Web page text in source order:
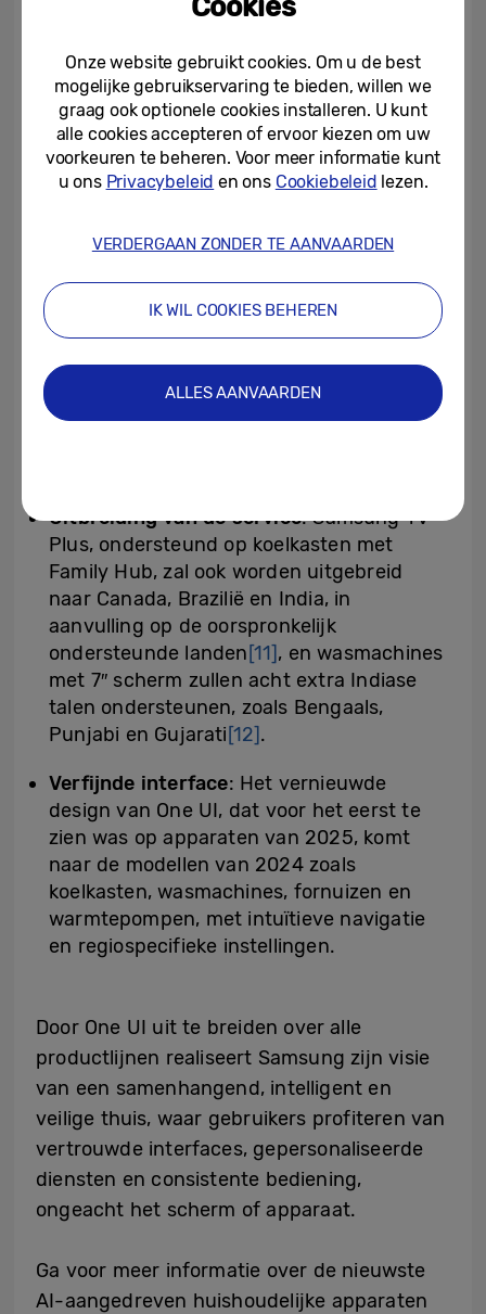
realtime kunnen controleren.
Slimmere functies: Koelkasten met de
Family Hub™ en 9″ schermen worden
bijgewerkt met het verbeterde AI Vision
Inside van de producten van 2025. Dit
ondersteunt nu ook de herkenning van
veelgebruikte verpakte voedingsmiddelen,
voedingsmiddelen[9]. Bixby[10]is ook
geüpgraded om Voice ID te ondersteunen,
waardoor het stemmen van gebruikers kan
herkennen en gepersonaliseerde
ervaringen kan bieden op gedeelde
apparaten. Gebruikers kunnen Bixby
bovendien snel en intuïtief inschakelen
Uitbreiding van de service: Samsung TV
Plus, ondersteund op koelkasten met
Family Hub, zal ook worden uitgebreid
naar Canada, Brazilië en India, in
aanvulling op de oorspronkelijk
ondersteunde landen [11], en wasmachines
met 7″ scherm zullen acht extra Indiase
talen ondersteunen, zoals Bengaals,
Punjabi en Gujarati [12].
Verfijnde interface: Het vernieuwde
design van One UI, dat voor het eerst te
zien was op apparaten van 2025, komt
naar de modellen van 2024 zoals
koelkasten, wasmachines, fornuizen en
warmtepompen, met intuïtieve navigatie
en regiospecifieke instellingen.
Door One UI uit te breiden over alle
productlijnen realiseert Samsung zijn visie
van een samenhangend, intelligent en
veilige thuis, waar gebruikers profiteren van
vertrouwde interfaces, gepersonaliseerde
diensten en consistente bediening,
ongeacht het scherm of apparaat.
Ga voor meer informatie over de nieuwste
AI-aangedreven huishoudelijke apparaten
Onze website gebruikt cookies. Om u de best
mogelijke gebruikservaring te bieden, willen we
graag ook optionele cookies installeren. U kunt
alle cookies accepteren of ervoor kiezen om uw
voorkeuren te beheren. Voor meer informatie kunt
u ons Privacybeleid en ons Cookiebeleid lezen.
VERDERGAAN ZONDER TE AANVAARDEN
IK WIL COOKIES BEHEREN
ALLES AANVAARDEN